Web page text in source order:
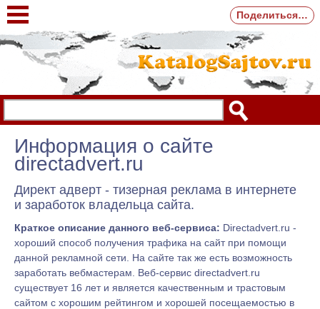
Информация о сайте
directadvert.ru
Директ адверт - тизерная реклама в интернете
и заработок владельца сайта.
Краткое описание данного веб-сервиса: Directadvert.ru -
хороший способ получения трафика на сайт при помощи
данной рекламной сети. На сайте так же есть возможность
заработать вебмастерам. Веб-сервис directadvert.ru
существует 16 лет и является качественным и трастовым
сайтом с хорошим рейтингом и хорошей посещаемостью в
Поделиться…